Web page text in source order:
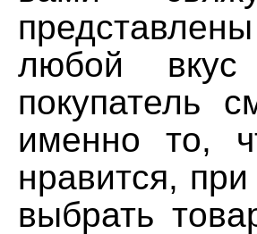
любой
покупатель
именно то,
нравится,
выбрать